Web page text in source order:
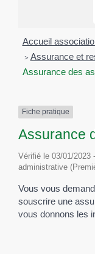
Accueil
> Assurance et
Assurance des
Fiche pratique
Assurance
Vérifié le 03/01/2023
administrative
Vous vous
souscrire une
vous donnons les